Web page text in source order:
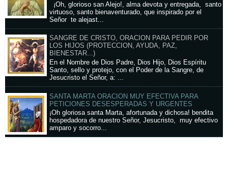
¡Oh, glorioso san Alejo!, alma devota y entregada, santo
virtuoso, santo bienaventurado, que inspirado por el
Señor te alejast...
SANGRE DE CRISTO, ORACION PARA PEDIR POR
LOS HIJOS (PROTECCION, AYUDA, PAZ,
BIENESTAR...)
En el Nombre de Dios Padre, Dios Hijo, Dios Espíritu
Santo, sello y protejo, con el Poder de la Sangre, de
Jesucristo el Señor, a: ...
SANTA MARTA ORACION MUY EFECTIVA PARA
PETICIONES DESESPERADAS Y URGENTES
¡Oh gloriosa santa Marta, afortunada y dichosa! bendita
hospedadora de nuestro Señor, Jesucristo, muy efectivo
amparo y socorro...